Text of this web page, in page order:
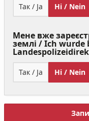
Так / Ja Ні / Nein
Мене вже
землі / Ich wurde
Так / Ja Ні / Nein